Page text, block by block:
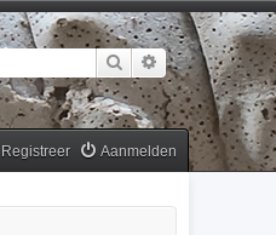
Zoek Uitgebreid
Aanmelden
Registreer